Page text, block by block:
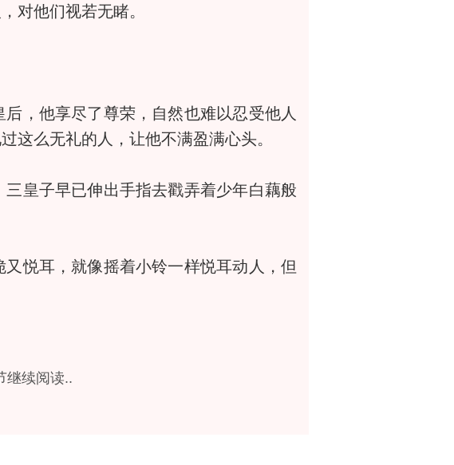
对他们视若无睹。
，他享尽了尊荣，自然也难以忍受他人
这么无礼的人，让他不满盈满心头。
皇子早已伸出手指去戳弄着少年白藕般
悦耳，就像摇着小铃一样悦耳动人，但
继续阅读..